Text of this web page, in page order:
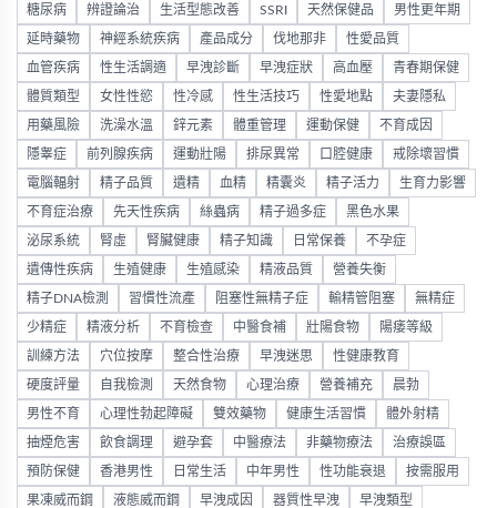
糖尿病 辨證論治 生活型態改善 SSRI 天然保健品 男性更年期
延時藥物 神經系統疾病 產品成分 伐地那非 性愛品質
血管疾病 性生活調適 早洩診斷 早洩症狀 高血壓 青春期保健
體質類型 女性性慾 性冷感 性生活技巧 性愛地點 夫妻隱私
用藥風險 洗澡水溫 鋅元素 體重管理 運動保健 不育成因
隱睾症 前列腺疾病 運動壯陽 排尿異常 口腔健康 戒除壞習慣
電腦輻射 精子品質 遺精 血精 精囊炎 精子活力 生育力影響
不育症治療 先天性疾病 絲蟲病 精子過多症 黑色水果
泌尿系統 腎虛 腎臟健康 精子知識 日常保養 不孕症
遺傳性疾病 生殖健康 生殖感染 精液品質 營養失衡
精子DNA檢測 習慣性流產 阻塞性無精子症 輸精管阻塞 無精症
少精症 精液分析 不育檢查 中醫食補 壯陽食物 陽痿等級
訓練方法 穴位按摩 整合性治療 早洩迷思 性健康教育
硬度評量 自我檢測 天然食物 心理治療 營養補充 晨勃
男性不育 心理性勃起障礙 雙效藥物 健康生活習慣 體外射精
抽煙危害 飲食調理 避孕套 中醫療法 非藥物療法 治療誤區
預防保健 香港男性 日常生活 中年男性 性功能衰退 按需服用
果凍威而鋼 液態威而鋼 早洩成因 器質性早洩 早洩類型